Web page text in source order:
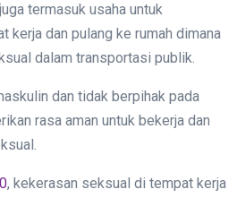
termasuk usaha untuk
kerja dan pulang ke rumah dimana
dalam transportasi publik.
dan tidak berpihak pada
rasa aman untuk bekerja dan
, kekerasan seksual di tempat kerja